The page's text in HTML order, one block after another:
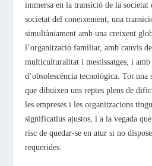
immersa en la transició de la
societat del coneixement, una
simultàniament amb una creixent
l’organització familiar, amb canvis
multiculturalitat i mestissatges, i amb
d’obsolescència tecnològica.Tot una
que dibuixen uns reptes plens de
les empreses i les organitzacions
significatius ajustos, i a la vegada
risc de quedar-se en atur si no
requerides.